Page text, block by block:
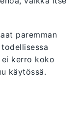
paremman
kerro koko
käytössä.